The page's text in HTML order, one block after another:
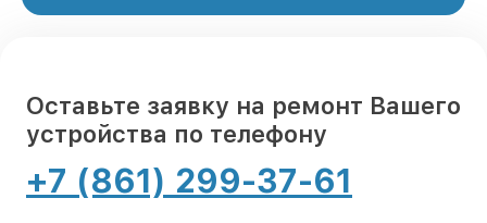
Оставьте заявку на ремонт Вашего
устройства по телефону
+7 (861) 299-37-61